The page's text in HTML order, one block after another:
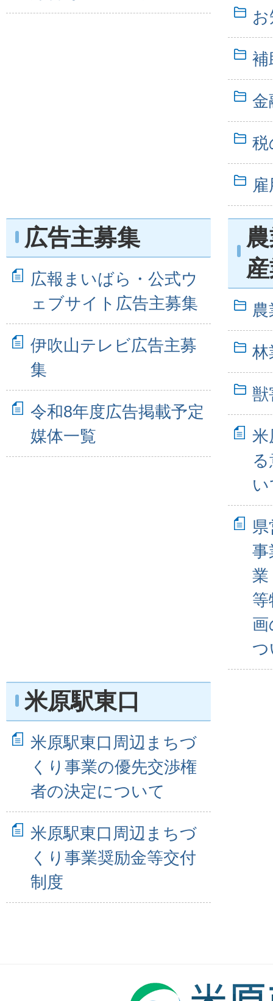
補
金
税
広告主募集
広報まいばら・公式ウ
ェブサイト広告主募集
伊吹山テレビ広告主募
集
令和8年度広告掲載予定
媒体一覧
農
林
獣
米
事
業
等
米原駅東口
米原駅東口周辺まちづ
くり事業の優先交渉権
者の決定について
米原駅東口周辺まちづ
くり事業奨励金等交付
制度